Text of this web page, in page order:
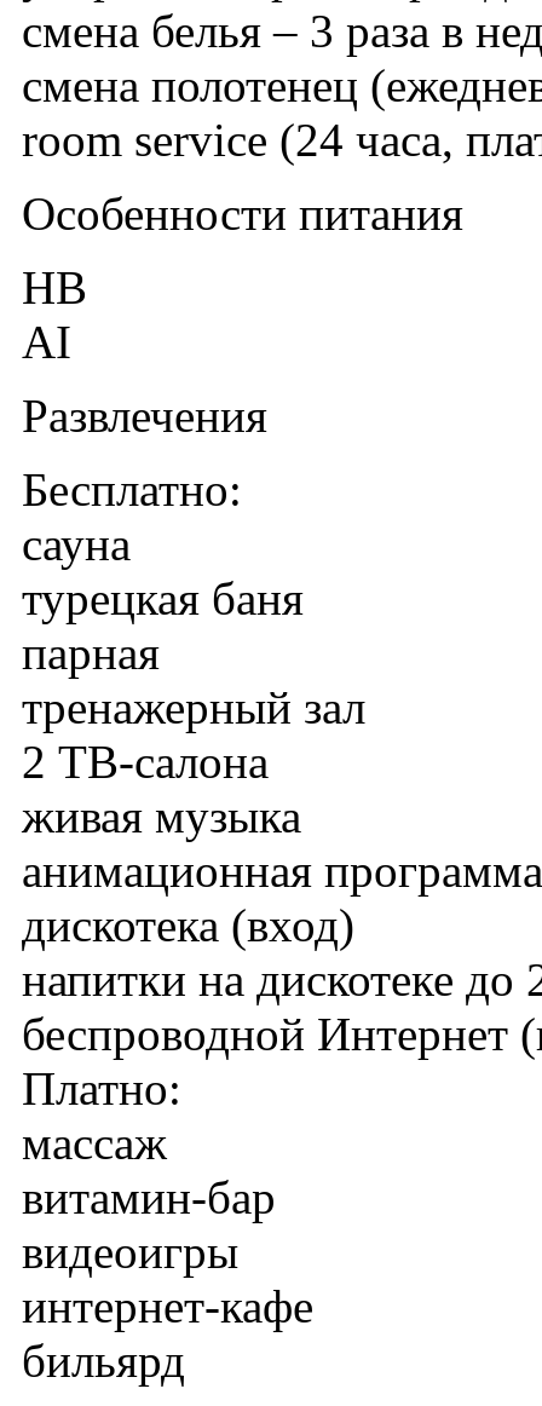
смена белья – 3 раза в
смена полотенец
room service (24 часа,
Особенности питания
HB
AI
Развлечения
Бесплатно:
сауна
турецкая баня
парная
тренажерный зал
2 ТВ-салона
живая музыка
анимационная
дискотека (вход)
напитки на дискотеке до
беспроводной Интернет
Платно:
массаж
витамин-бар
видеоигры
интернет-кафе
бильярд